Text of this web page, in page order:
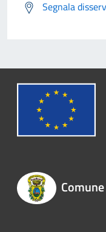
Segnala